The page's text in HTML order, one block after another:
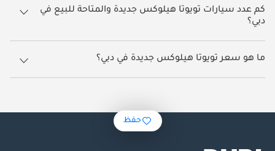
كم عدد سيارات تويوتا هيلوكس جديدة والمتاحة للبيع في
دبي؟
1,282 سيارة تويوتا هيلوكس جديدة متوفرة للبيع في دبي.
ما هو سعر تويوتا هيلوكس جديدة في دبي؟
يبدأ سعر سيارة تويوتا هيلوكس جديدة في دبي 98,000.
حفظ